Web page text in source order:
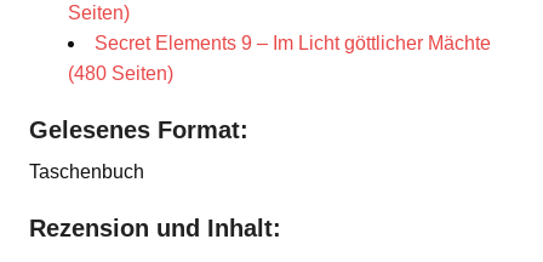
Seiten)
Secret Elements 9 – Im Licht göttlicher Mächte
(480 Seiten)
Gelesenes Format:
Taschenbuch
Rezension und Inhalt: